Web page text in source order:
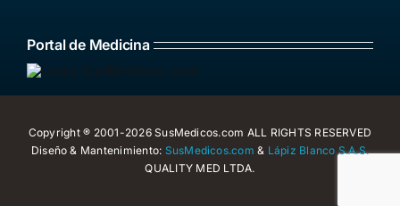
Portal de Medicina
Copyright ® 2001-2026 SusMedicos.com ALL RIGHTS RESERVED
Diseño & Mantenimiento: SusMedicos.com & Lápiz Blanco S.A.S.
QUALITY MED LTDA.